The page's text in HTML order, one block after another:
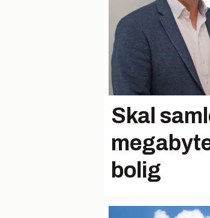
Skal
bolig